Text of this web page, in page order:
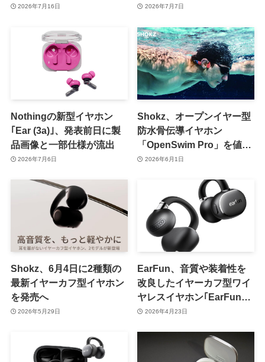
Nothingから登場か ｰ シン
2026年7月16日
最新製品が対象 & 先着購入
2026年7月7日
Nothingの新型イヤホン
｢Ear (3a)｣、発表前日に製
品画像と一部仕様が流出
2026年7月6日
Shokz、オープンイヤー型
防水骨伝導イヤホン
「OpenSwim Pro」を値上
げ2026年6月1日
Shokz、6月4日に2種類の
最新イヤーカフ型イヤホン
を発売へ
2026年5月29日
EarFun、音質や装着性を
改良したイヤーカフ型ワイ
ヤレスイヤホン｢EarFun
Clip 2｣を発売
2026年4月23日